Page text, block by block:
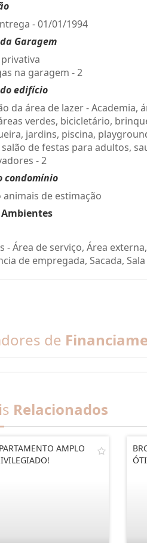
- 01/01/1994
Garagem
na garagem - 2
edifício
da área de lazer - Academia,
verdes, bicicletário,
jardins, piscina,
de festas para adultos,
- 2
condomínio
de estimação
- Área de serviço, Área
de empregada, Sacada, Sala
de
Relacionados
AMPLO